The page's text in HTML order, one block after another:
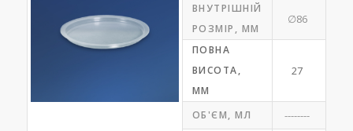
ВНУТРІШНІЙ
РОЗМІР, ММ
∅86
ПОВНА
ВИСОТА,
ММ
27
ОБ'ЄМ, МЛ --------